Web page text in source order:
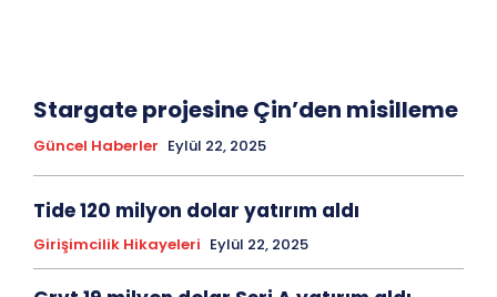
Stargate projesine Çin’den misilleme
Güncel Haberler Eylül 22, 2025
Tide 120 milyon dolar yatırım aldı
Girişimcilik Hikayeleri Eylül 22, 2025